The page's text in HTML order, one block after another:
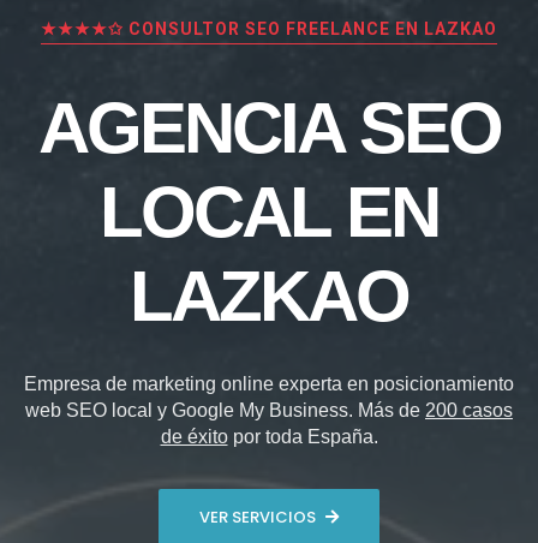
★★★★✩ CONSULTOR SEO FREELANCE EN LAZKAO
AGENCIA SEO
LOCAL EN
LAZKAO
Empresa de marketing online experta en posicionamiento
web SEO local y Google My Business. Más de 200 casos
de éxitopor toda España.
VER SERVICIOS